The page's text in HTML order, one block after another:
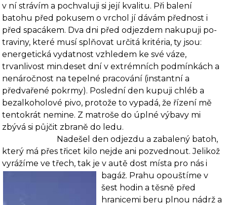
v ní strávím a pochvaluji si její kvalitu. Při balení
batohu před pokusem o vrchol jí dávám přednost i
před spacákem. Dva dni před odjezdem nakupuji po­
traviny, které musí splňovat určitá kritéria, ty jsou:
energetická vydatnost vzhledem ke své váze,
trvanlivost min.deset dní v extrémních podmínkách a
nenáročnost na tepelné pracování (instantní a
předvařené pokrmy). Poslední den kupuji chléb a
bezalkoholové pivo, protože to vypadá, že řízení mě
tentokrát nemine. Z matroše do úplné výbavy mi
zbývá si půjčit zbraně do ledu.
Nadešel den odjezdu a zabalený batoh,
který má přes třicet kilo nejde ani pozvednout. Jelikož
vyrážíme ve třech, tak je v autě dost místa pro nás i
bagáž. Prahu opouš­tíme v
šest hodin a těsně před
hranicemi beru plnou nádrž a